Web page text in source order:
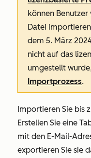
können Benutzer
Datei
dem 5. März
nicht auf das
umgestellt
Importprozess.
Importieren Sie bis
Erstellen Sie eine
mit den E-Mail-
exportieren Sie sie